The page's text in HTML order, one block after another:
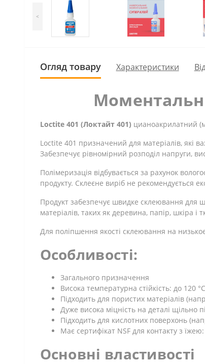
<
Огляд товару Характеристики
Loctite 401 (Локтайт 401) цианоакрилатний
Loctite 401 призначений для матеріалів, які
Забезпечує рівномірний розподіл напруги,
Полімеризація відбувається за рахунок
продукту. Склеєне виріб не рекомендується
Продукт забезпечує швидке склеювання для
матеріалів, таких як деревина, папір, шкіра і
Для поліпшення якості склеювання на
Особливості:
Загального призначення
Висока температурна стійкість: до 120 °C
Підходить для пористих матеріалів
Дуже висока міцність на деталі щільно
Підходить для кислотних поверхонь
Має сертифікат NSF для контакту з
Основні властивості